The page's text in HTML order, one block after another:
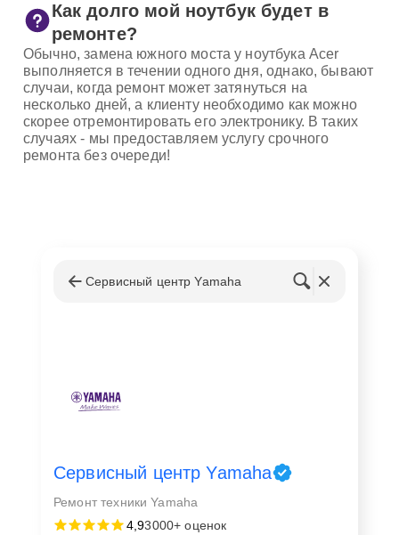
Как долго мой ноутбук будет в
ремонте?
Обычно, замена южного моста у ноутбука Acer
выполняется в течении одного дня, однако, бывают
случаи, когда ремонт может затянуться на
несколько дней, а клиенту необходимо как можно
скорее отремонтировать его электронику. В таких
случаях - мы предоставляем услугу срочного
ремонта без очереди!
Сервисный центр Yamaha
Сервисный центр Yamaha
Ремонт техники Yamaha
4,93000+ оценок